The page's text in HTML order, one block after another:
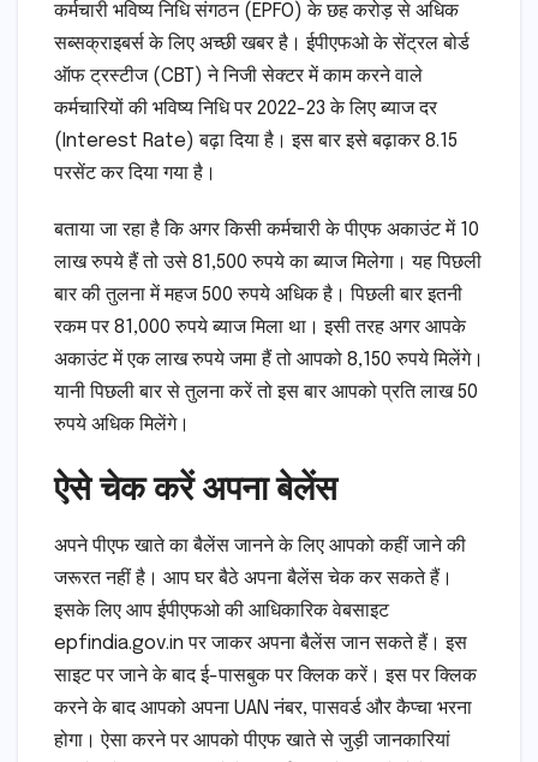
कर्मचारी भविष्य निधि संगठन (EPFO) के छह करोड़ से अधिक
सब्सक्राइबर्स के लिए अच्छी खबर है। ईपीएफओ के सेंट्रल बोर्ड
ऑफ ट्रस्टीज (CBT) ने निजी सेक्टर में काम करने वाले
कर्मचारियों की भविष्य निधि पर 2022-23 के लिए ब्याज दर
(Interest Rate) बढ़ा दिया है। इस बार इसे बढ़ाकर 8.15
परसेंट कर दिया गया है।
बताया जा रहा है कि अगर किसी कर्मचारी के पीएफ अकाउंट में 10
लाख रुपये हैं तो उसे 81,500 रुपये का ब्याज मिलेगा। यह पिछली
बार की तुलना में महज 500 रुपये अधिक है। पिछली बार इतनी
रकम पर 81,000 रुपये ब्याज मिला था। इसी तरह अगर आपके
अकाउंट में एक लाख रुपये जमा हैं तो आपको 8,150 रुपये मिलेंगे।
यानी पिछली बार से तुलना करें तो इस बार आपको प्रति लाख 50
रुपये अधिक मिलेंगे।
ऐसे चेक करें अपना बेलेंस
अपने पीएफ खाते का बैलेंस जानने के लिए आपको कहीं जाने की
जरूरत नहीं है। आप घर बैठे अपना बैलेंस चेक कर सकते हैं।
इसके लिए आप ईपीएफओ की आधिकारिक वेबसाइट
epfindia.gov.in पर जाकर अपना बैलेंस जान सकते हैं। इस
साइट पर जाने के बाद ई-पासबुक पर क्लिक करें। इस पर क्लिक
करने के बाद आपको अपना UAN नंबर, पासवर्ड और कैप्चा भरना
होगा। ऐसा करने पर आपको पीएफ खाते से जुड़ी जानकारियां